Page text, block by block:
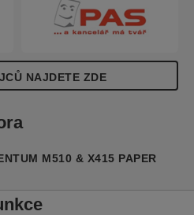
NAJDETE ZDE
M510 & X415 PAPER